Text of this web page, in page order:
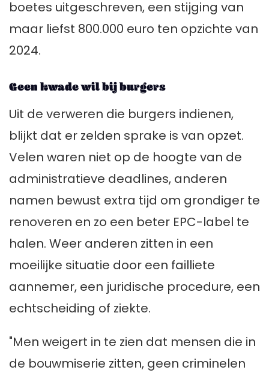
boetes uitgeschreven, een stijging van
maar liefst 800.000 euro ten opzichte van
2024.
Geen kwade wil bij burgers
Uit de verweren die burgers indienen,
blijkt dat er zelden sprake is van opzet.
Velen waren niet op de hoogte van de
administratieve deadlines, anderen
namen bewust extra tijd om grondiger te
renoveren en zo een beter EPC-label te
halen. Weer anderen zitten in een
moeilijke situatie door een failliete
aannemer, een juridische procedure, een
echtscheiding of ziekte.
"Men weigert in te zien dat mensen die in
de bouwmiserie zitten, geen criminelen